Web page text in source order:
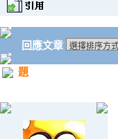
回應文章
題